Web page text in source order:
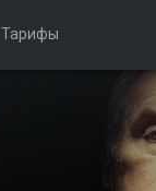
Тарифы